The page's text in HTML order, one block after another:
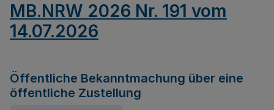
MB.NRW 2026 Nr. 191 vom
14.07.2026
Öffentliche Bekanntmachung über eine
öffentliche Zustellung